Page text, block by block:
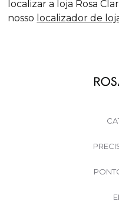
localizar a loja Rosa
nosso localizador de